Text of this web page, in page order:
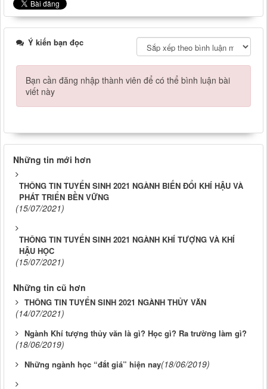
Ý kiến bạn đọc
Bạn cần đăng nhập thành viên để có thể bình luận bài
viết này
Những tin mới hơn
THÔNG TIN TUYỂN SINH 2021 NGÀNH BIẾN ĐỔI KHÍ HẬU VÀ
PHÁT TRIỂN BỀN VỮNG
(15/07/2021)
THÔNG TIN TUYỂN SINH 2021 NGÀNH KHÍ TƯỢNG VÀ KHÍ
HẬU HỌC
(15/07/2021)
Những tin cũ hơn
THÔNG TIN TUYỂN SINH 2021 NGÀNH THỦY VĂN
(14/07/2021)
Ngành Khí tượng thủy văn là gì? Học gì? Ra trường làm gì?
(18/06/2019)
Những ngành học “đắt giá” hiện nay(18/06/2019)